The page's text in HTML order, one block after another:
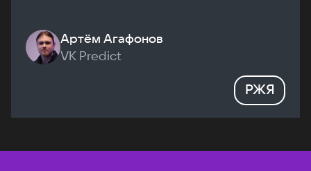
Артём Агафонов
VK Predict
РЖЯ